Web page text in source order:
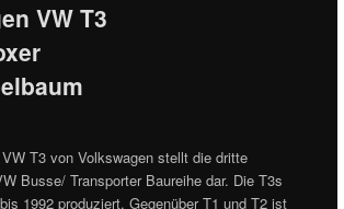
VW T3
T3 von Volkswagen stellt die dritte
Busse/ Transporter Baureihe dar. Die T3s
1992 produziert. Gegenüber T1 und T2 ist